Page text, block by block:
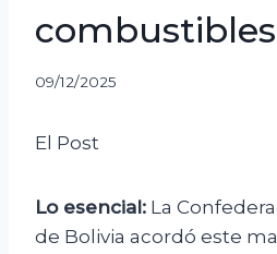
combustibles
09/12/2025
El Post
Lo esencial: La
de Bolivia acordó este